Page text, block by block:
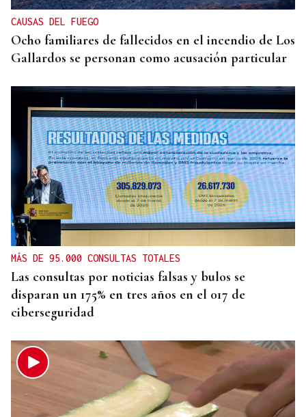
CAUSAS DEL FUEGO
Ocho familiares de fallecidos en el incendio de Los
Gallardos se personan como acusación particular
MÁS DE 95.000 CONSULTAS TOTALES
Las consultas por noticias falsas y bulos se
disparan un 175% en tres años en el 017 de
ciberseguridad